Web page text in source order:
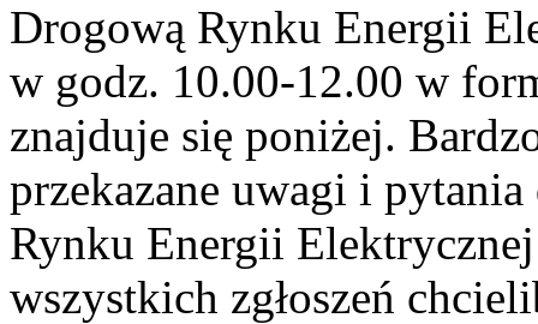
Drogową Rynku Energii
w godz. 10.00-12.00 w
znajduje się poniżej.
przekazane uwagi i
Rynku Energii
wszystkich zgłoszeń